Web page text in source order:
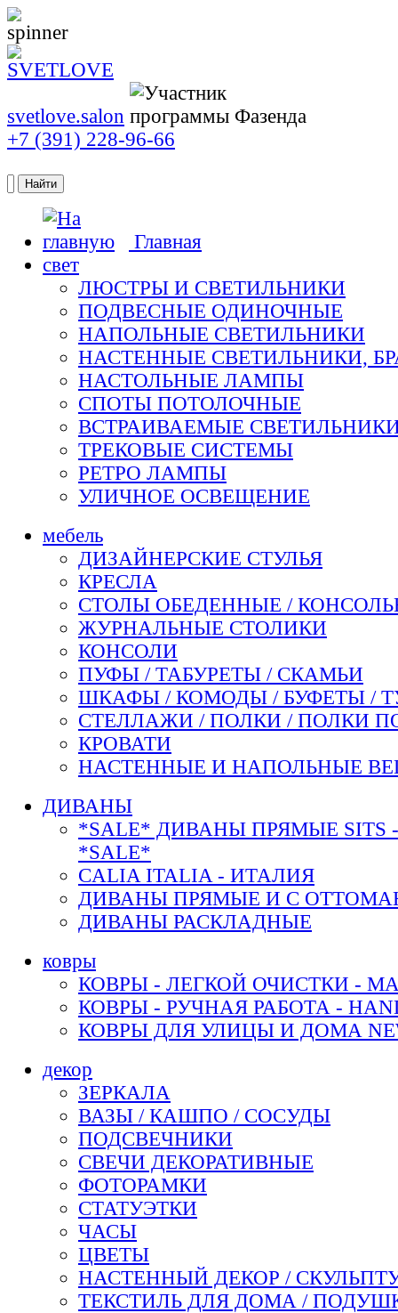
svetlove.salon
+7 (391) 228-96-66
Главная
свет
ЛЮСТРЫ И СВЕТИЛЬНИКИ
ПОДВЕСНЫЕ ОДИНОЧНЫЕ
НАПОЛЬНЫЕ СВЕТИЛЬНИКИ
НАСТЕННЫЕ СВЕТИЛЬНИКИ,
НАСТОЛЬНЫЕ ЛАМПЫ
СПОТЫ ПОТОЛОЧНЫЕ
ВСТРАИВАЕМЫЕ
ТРЕКОВЫЕ СИСТЕМЫ
РЕТРО ЛАМПЫ
УЛИЧНОЕ ОСВЕЩЕНИЕ
мебель
ДИЗАЙНЕРСКИЕ СТУЛЬЯ
КРЕСЛА
СТОЛЫ ОБЕДЕННЫЕ /
ЖУРНАЛЬНЫЕ СТОЛИКИ
КОНСОЛИ
ПУФЫ / ТАБУРЕТЫ / СКАМЬИ
ШКАФЫ / КОМОДЫ / БУФЕТЫ /
СТЕЛЛАЖИ / ПОЛКИ / ПОЛКИ
КРОВАТИ
НАСТЕННЫЕ И НАПОЛЬНЫЕ
ДИВАНЫ
*SALE* ДИВАНЫ ПРЯМЫЕ
*SALE*
CALIA ITALIA - ИТАЛИЯ
ДИВАНЫ ПРЯМЫЕ И С
ДИВАНЫ РАСКЛАДНЫЕ
ковры
КОВРЫ - ЛЕГКОЙ ОЧИСТКИ -
КОВРЫ - РУЧНАЯ РАБОТА -
КОВРЫ ДЛЯ УЛИЦЫ И ДОМА
декор
ЗЕРКАЛА
ВАЗЫ / КАШПО / СОСУДЫ
ПОДСВЕЧНИКИ
СВЕЧИ ДЕКОРАТИВНЫЕ
ФОТОРАМКИ
СТАТУЭТКИ
ЧАСЫ
ЦВЕТЫ
НАСТЕННЫЙ ДЕКОР /
ТЕКСТИЛЬ ДЛЯ ДОМА /